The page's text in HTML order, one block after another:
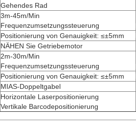
Gehendes Rad
3m-45m/Min
Frequenzumsetzungssteuerung
Positionierung von Genauigkeit: ≤±5mm
NÄHEN Sie Getriebemotor
2m-30m/Min
Frequenzumsetzungssteuerung
Positionierung von Genauigkeit: ≤±5mm
MIAS-Doppeltgabel
Horizontale Laserpositionierung
Vertikale Barcodepositionierung